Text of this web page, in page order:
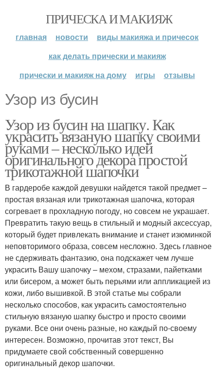
ПРИЧЕСКА И МАКИЯЖ
главная новости
виды макияжа и причесок
как делать прически и макияж
прически и макияж на дому
игры отзывы
Узор из бусин
Узор из бусин на шапку. Как
украсить вязаную шапку своими
руками – несколько идей
оригинального декора простой
трикотажной шапочки
В гардеробе каждой девушки найдется такой предмет –
простая вязаная или трикотажная шапочка, которая
согревает в прохладную погоду, но совсем не украшает.
Превратить такую вещь в стильный и модный аксессуар,
который будет привлекать внимание и станет изюминкой
неповторимого образа, совсем несложно. Здесь главное
не сдерживать фантазию, она подскажет чем лучше
украсить Вашу шапочку – мехом, стразами, пайетками
или бисером, а может быть перьями или аппликацией из
кожи, либо вышивкой. В этой статье мы собрали
несколько способов, как украсить самостоятельно
стильную вязаную шапку быстро и просто своими
руками. Все они очень разные, но каждый по-своему
интересен. Возможно, прочитав этот текст, Вы
придумаете свой собственный совершенно
оригинальный декор шапочки.